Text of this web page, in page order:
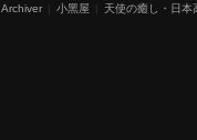
Archiver | 小黑屋 | 天使の癒し・日本